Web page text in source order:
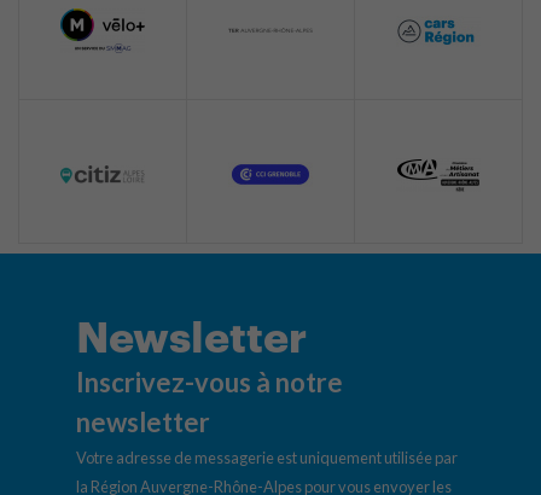
Newsletter
Inscrivez-vous à notre
newsletter
Votre adresse de messagerie est uniquement utilisée par
la Région Auvergne-Rhône-Alpes pour vous envoyer les